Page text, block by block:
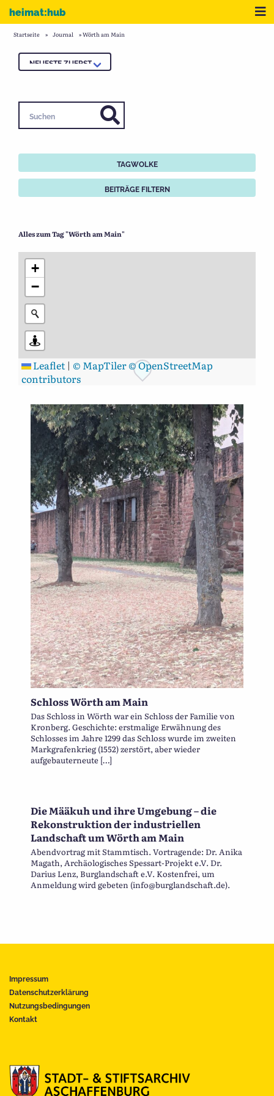
Zum Inhalt
heimat:hub
Startseite » Journal »Wörth am Main
TAGWOLKE
BEITRÄGE FILTERN
Alles zum Tag "Wörth am Main"
+
−
Leaflet | © MapTiler© OpenStreetMap
contributors
Schloss Wörth am Main
Das Schloss in Wörth war ein Schloss der Familie von
Kronberg. Geschichte: erstmalige Erwähnung des
Schlosses im Jahre 1299 das Schloss wurde im zweiten
Markgrafenkrieg (1552) zerstört, aber wieder
aufgebauterneute […]
Die Määkuh und ihre Umgebung – die
Rekonstruktion der industriellen
Landschaft um Wörth am Main
Abendvortrag mit Stammtisch. Vortragende: Dr. Anika
Magath, Archäologisches Spessart-Projekt e.V. Dr.
Darius Lenz, Burglandschaft e.V. Kostenfrei, um
Anmeldung wird gebeten (info@burglandschaft.de).
Impressum
Datenschutzerklärung
Nutzungsbedingungen
Kontakt